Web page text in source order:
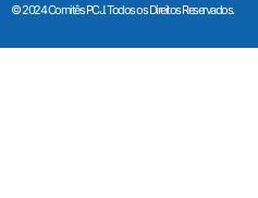
© 2024 Comitês PCJ. Todos os Direitos Reservados.